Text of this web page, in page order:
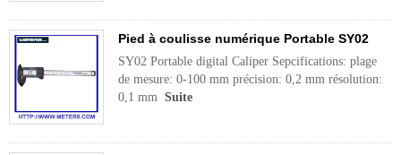
Pied à coulisse numérique Portable SY02
SY02 Portable digital Caliper Sepcifications: plage
de mesure: 0-100 mm précision: 0,2 mm résolution:
0,1 mm Suite